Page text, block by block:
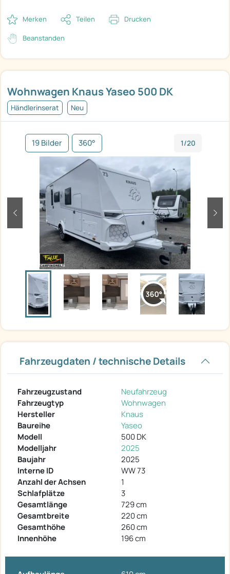
Wohnwagen Knaus Yaseo 500 DK
Händlerinserat Neu
19 Bilder 360° 1/20
zurück
Fahrzeugdaten / technische Details
Fahrzeugzustand
Neufahrzeug
Fahrzeugtyp
Wohnwagen
Hersteller
Knaus
Baureihe
Yaseo
Modell
500 DK
Modelljahr
2025
Baujahr
2025
Interne ID
WW 73
Anzahl der Achsen
1
Schlafplätze
3
Gesamtlänge
729 cm
Gesamtbreite
220 cm
Gesamthöhe
260 cm
Innenhöhe
196 cm
Merken Teilen Drucken
Beanstanden